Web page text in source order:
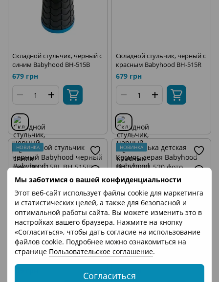
Мы заботимся о вашей конфиденциальности
Этот веб-сайт использует файлы cookie для маркетинга
и статистических целей, а также для безопасной и
оптимальной работы сайта. Вы можете изменить это в
настройках вашего браузера. Нажмите на кнопку
«Согласиться», чтобы дать согласие на использование
файлов cookie. Подробнее можно ознакомиться на
странице Пользовательское соглашение.
Согласиться
Складной стульчик, черный с
синим Babyhood BH-515B
679 грн
Складной стульчик, черный с
красным Babyhood BH-515R
679 грн
НОВИНКА
Складной стульчик черный
Babyhood черный цвет BH-
515BL
679 грн
НОВИНКА
1
Ступенька детская Космос,
серая Babyhood BH-520